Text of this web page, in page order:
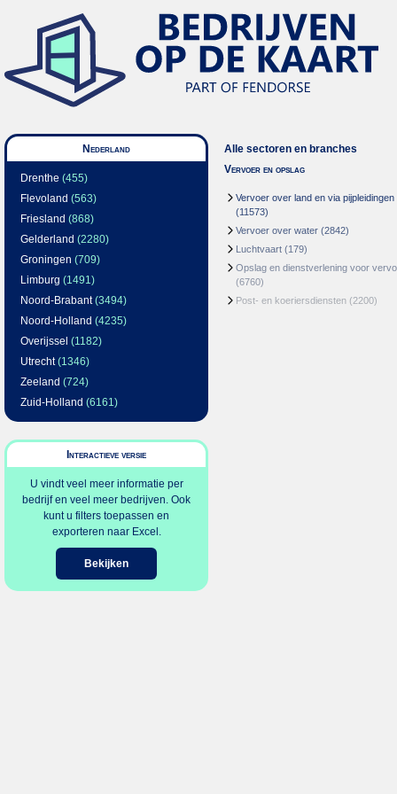
Nederland
Drenthe (455)
Flevoland (563)
Friesland (868)
Gelderland (2280)
Groningen (709)
Limburg (1491)
Noord-Brabant(3494)
Noord-Holland (4235)
Overijssel (1182)
Utrecht(1346)
Zeeland (724)
Zuid-Holland (6161)
Interactieve versie
U vindt veel meer informatie per
bedrijf en veel meer bedrijven. Ook
kunt u filters toepassen en
exporteren naar Excel.
Bekijken
Alle sectoren en branches
Vervoer en opslag
Vervoer over land en via pijpleidingen
(11573)
Vervoer over water (2842)
Luchtvaart (179)
Opslag en dienstverlening voor
(6760)
Post- en koeriersdiensten (2200)